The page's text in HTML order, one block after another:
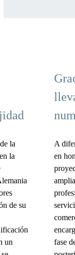
la
la
de su
un
A
en
fase